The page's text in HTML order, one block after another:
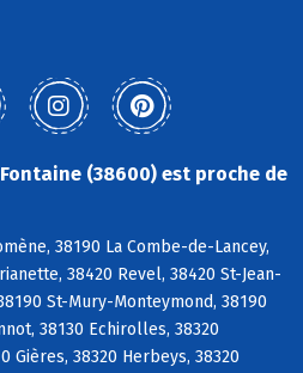
(38600) est proche de
38190 La Combe-de-Lancey,
38420 Revel, 38420 St-Jean-
St-Mury-Monteymond, 38190
38130 Echirolles, 38320
Gières, 38320 Herbeys, 38320